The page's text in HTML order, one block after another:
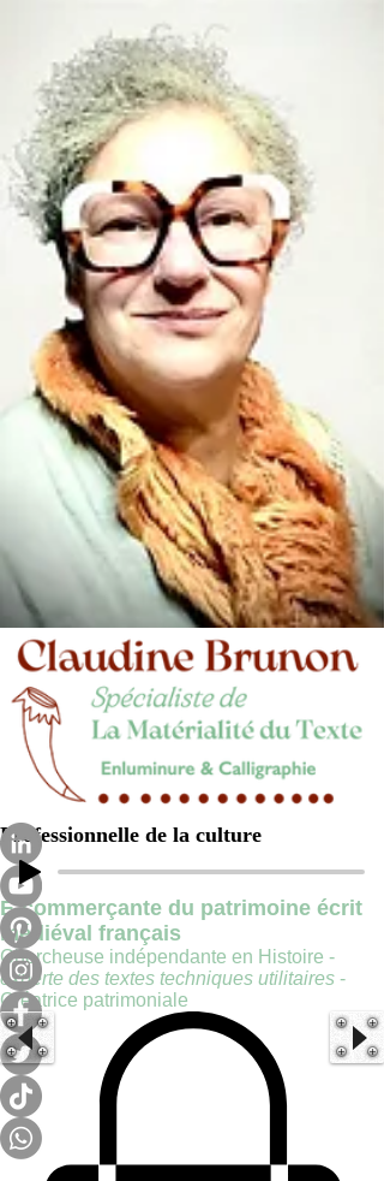
Professionnelle de la culture
E-commerçante du patrimoine écrit
médiéval français
Chercheuse indépendante en Histoire -
experte des textes techniques utilitaires -
Créatrice patrimoniale